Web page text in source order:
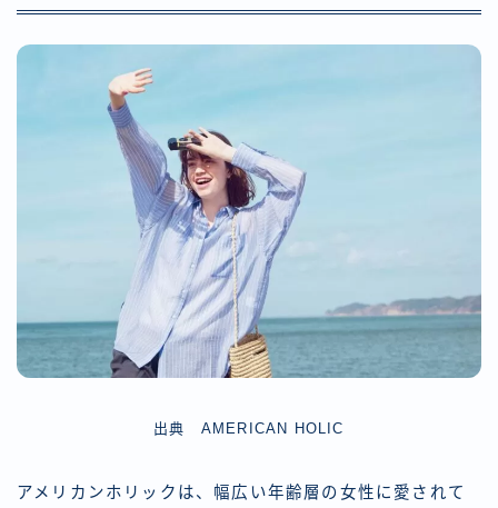
出典 AMERICAN HOLIC
アメリカンホリックは、幅広い年齢層の女性に愛されて